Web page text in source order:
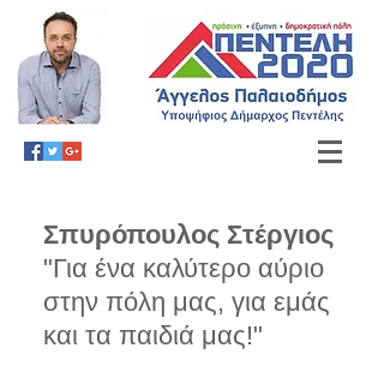
Σπυρόπουλος Στέργιος
"Για ένα καλύτερο αύριο
στην πόλη μας, για εμάς
και τα παιδιά μας!"